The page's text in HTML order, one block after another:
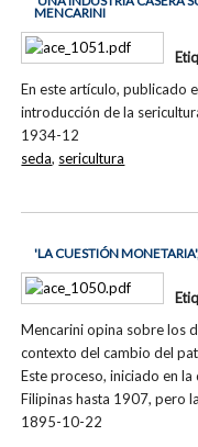
MENCARINI
En este artículo, publicado
introducción de la
1934-12
seda, sericultura
'LA CUESTIÓN
Mencarini opina sobre los
contexto del cambio del
Este proceso, iniciado en
Filipinas hasta 1907, pero
1895-10-22